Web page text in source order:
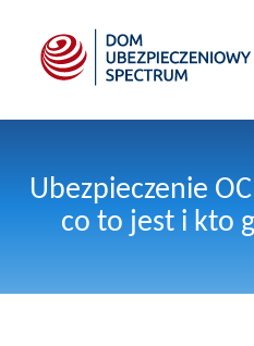
Ubezpieczenie
co to jest i kto